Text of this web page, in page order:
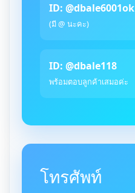
ID: @dbale6001ok
(มี @ นะคะ)
ID: @dbale118
พร้อมตอบลูกค้าเสมอค่ะ
โทรศัพท์